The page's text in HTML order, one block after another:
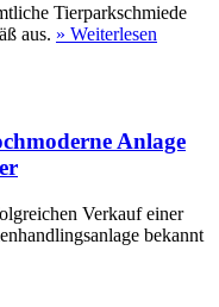
Tierparkschmiede
aus. » Weiterlesen
Anlage
Verkauf einer
bekannt